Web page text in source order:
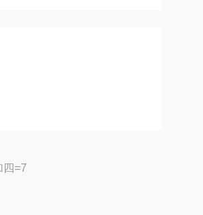
四=7